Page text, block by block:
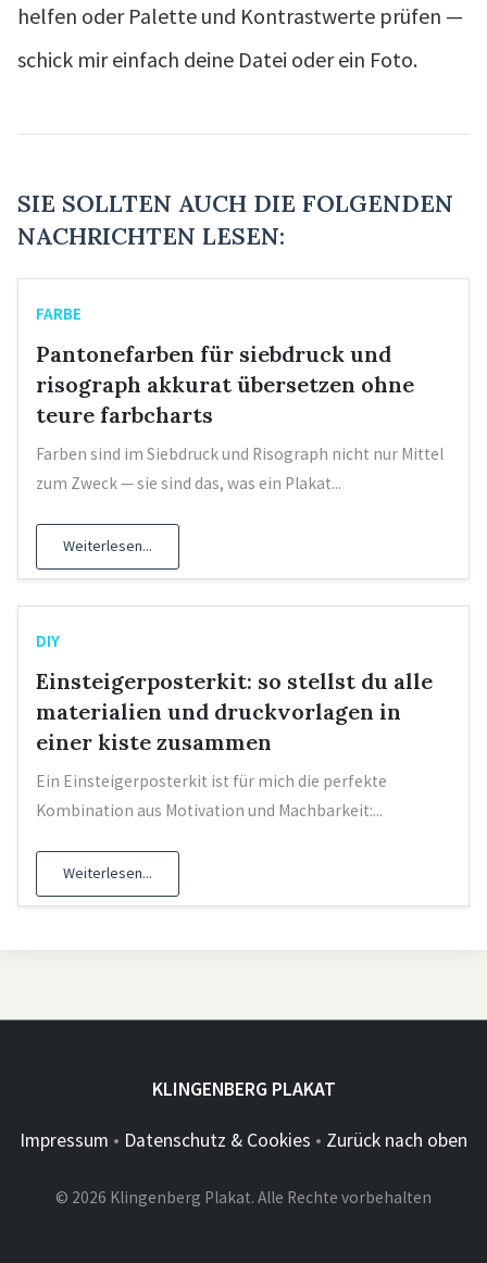
helfen oder Palette und Kontrastwerte prüfen —
schick mir einfach deine Datei oder ein Foto.
SIE SOLLTEN AUCH DIE FOLGENDEN
NACHRICHTEN LESEN:
FARBE
Pantonefarben für siebdruck und
risograph akkurat übersetzen ohne
teure farbcharts
Farben sind im Siebdruck und Risograph nicht nur Mittel
zum Zweck — sie sind das, was ein Plakat...
Weiterlesen...
DIY
Einsteigerposterkit: so stellst du alle
materialien und druckvorlagen in
einer kiste zusammen
Ein Einsteigerposterkit ist für mich die perfekte
Kombination aus Motivation und Machbarkeit:...
Weiterlesen...
KLINGENBERG PLAKAT
Impressum • Datenschutz & Cookies • Zurück nach oben
© 2026 Klingenberg Plakat. Alle Rechte vorbehalten